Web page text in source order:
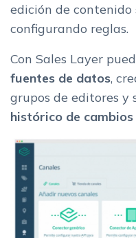
edición de
configurando reglas.
Con Sales Layer
fuentes de datos,
grupos de editores y
histórico de cambios